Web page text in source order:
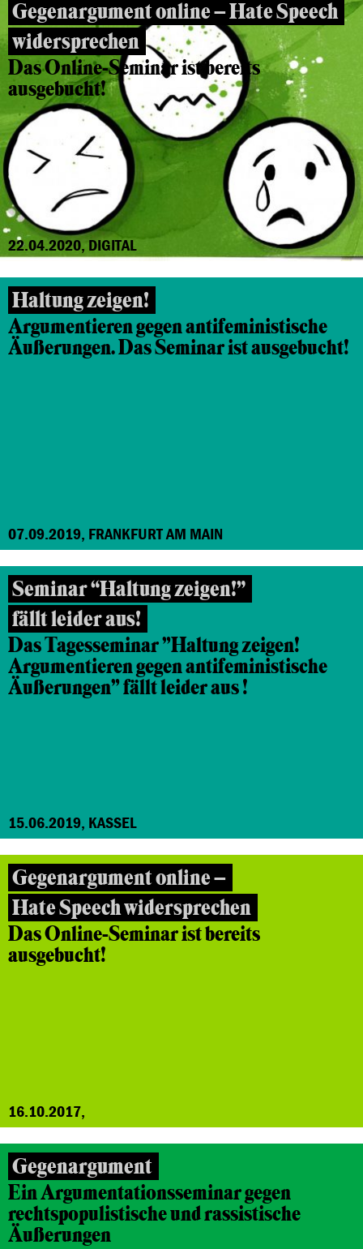
Gegenargument online – Hate Speech
widersprechen
Das Online-Seminar ist bereits
ausgebucht!
22.04.2020, DIGITAL
Haltung zeigen!
Argumentieren gegen antifeministische
Äußerungen. Das Seminar ist ausgebucht!
07.09.2019, FRANKFURT AM MAIN
Seminar “Haltung zeigen!”
fällt leider aus!
Das Tagesseminar "Haltung zeigen!
Argumentieren gegen antifeministische
Äußerungen" fällt leider aus !
15.06.2019, KASSEL
Gegenargument online –
Hate Speech widersprechen
Das Online-Seminar ist bereits
ausgebucht!
16.10.2017,
Gegenargument
Ein Argumentationsseminar gegen
rechtspopulistische und rassistische
Äußerungen